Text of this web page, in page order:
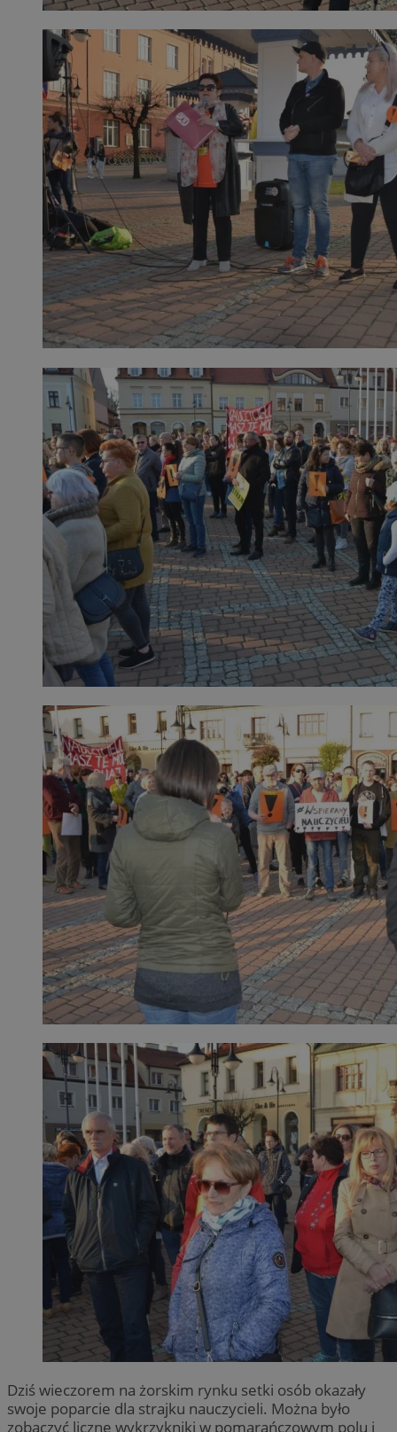
Dziś wieczorem na żorskim rynku setki osób okazały
swoje poparcie dla strajku nauczycieli. Można było
zobaczyć liczne wykrzykniki w pomarańczowym polu i